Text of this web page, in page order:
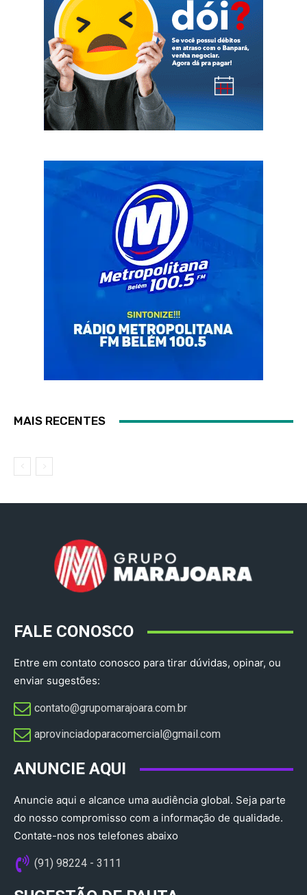
MAIS RECENTES
FALE CONOSCO
Entre em contato conosco para tirar dúvidas, opinar, ou
enviar sugestões:
contato@grupomarajoara.com.br
aprovinciadoparacomercial@gmail.com​
ANUNCIE AQUI
Anuncie aqui e alcance uma audiência global. Seja parte
do nosso compromisso com a informação de qualidade.
Contate-nos nos telefones abaixo
(91) 98224 - 3111